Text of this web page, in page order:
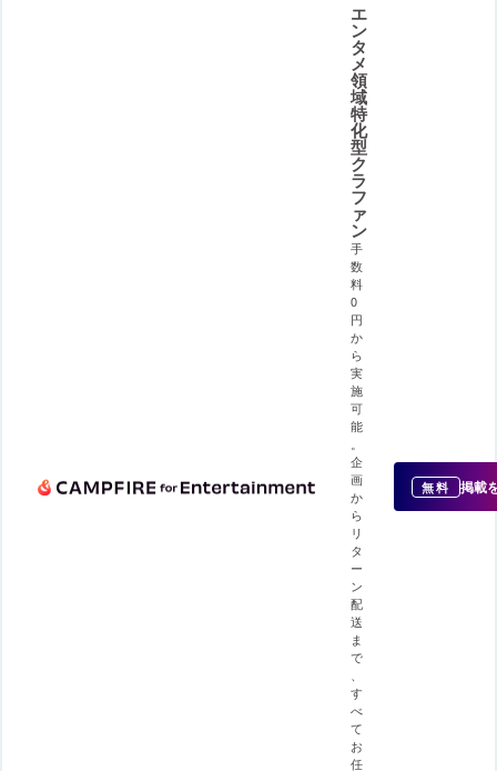
エ
ン
タ
メ
領
域
特
化
型
ク
ラ
フ
ァ
ン
手
数
料
0
円
か
ら
実
施
可
能
。
企
画
か
ら
リ
タ
ー
ン
配
送
ま
で
、
す
べ
て
お
任
無料 掲載